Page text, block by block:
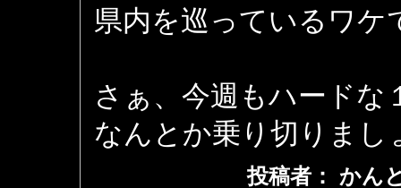
県内を巡っているワケ
さぁ、今週もハード
なんとか乗り切りまし
投稿者： かん